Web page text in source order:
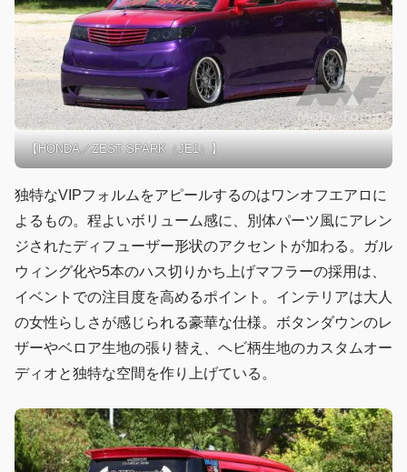
【HONDA／ZEST SPARK（JE1）】
独特なVIPフォルムをアピールするのはワンオフエアロに
よるもの。程よいボリューム感に、別体パーツ風にアレン
ジされたディフューザー形状のアクセントが加わる。ガル
ウィング化や5本のハス切りかち上げマフラーの採用は、
イベントでの注目度を高めるポイント。インテリアは大人
の女性らしさが感じられる豪華な仕様。ボタンダウンのレ
ザーやベロア生地の張り替え、ヘビ柄生地のカスタムオー
ディオと独特な空間を作り上げている。